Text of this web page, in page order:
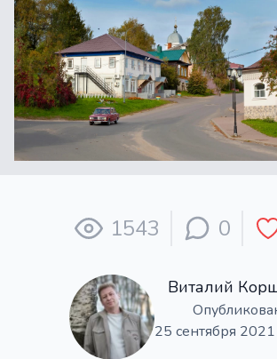
1543 0
Виталий
25 сентября